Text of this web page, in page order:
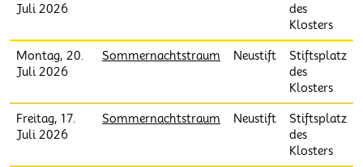
Juli 2026
des
Klosters
Montag, 20.
Juli 2026
Sommernachtstraum Neustift
Stiftsplatz
des
Klosters
Freitag, 17.
Juli 2026
Sommernachtstraum Neustift
Stiftsplatz
des
Klosters